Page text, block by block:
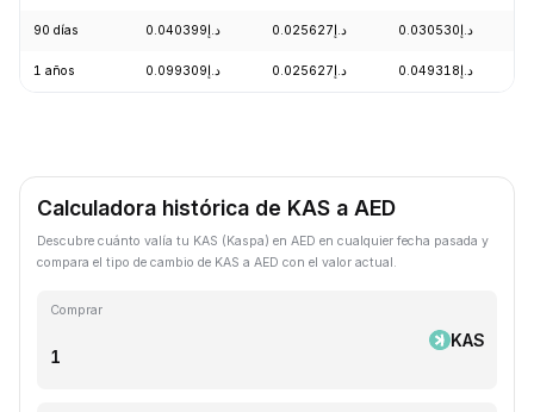
90 días د.إ0.040399 د.إ0.025627 د.إ0.030530
1 años د.إ0.099309 د.إ0.025627 د.إ0.049318
Calculadora histórica de KAS a AED
Descubre cuánto valía tu KAS (Kaspa) en AED en cualquier fecha pasada y
compara el tipo de cambio de KAS a AED con el valor actual.
Comprar
KAS